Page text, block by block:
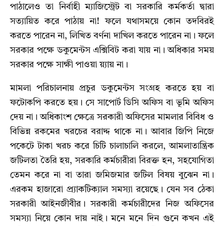
পাঠালেও তা নির্বাহী ম্যাজিস্ট্রেট বা সরকারি কর্মকর্তা দ্বারা
সত্যায়িত করে পাঠায় না! ফলে যথাসময়ে কোন তদবিরই
করতে পারেন না, লিখিত বর্ণনা দাখিল করতে পারেন না। ফলে
সরকার পক্ষে ডকুমেন্টস এক্সিবিট করা যায় না। অধিকার সময়
সরকার পক্ষে সাক্ষী পাওয়া য়্যায় না।
মামলা পরিচালনায় প্রচুর ডকুমেন্টস সংগ্রহ করতে হয় বা
ফটোকপি করতে হয়। সে সাপোর্ট ডিসি অফিস বা ভূমি অফিস
দেয় না। অধিকাংশ ক্ষেত্রে সরকারী অফিসের মামলার বিবিধ ও
বিভিন্ন রকমের খরচের বরাদ্দ থাকে না। আবার জিপি নিজে
পকেটে টাকা খরচ করে চিটি চালাচালি করলে, আমলাতান্ত্রিক
জটিলতা তৈরি হয়, সরকারি কর্মচারীরা বিরক্ত হন, সহযোগিতা
তেমন করে না বা তারা জমিজমার জটিল বিষয় বুঝেন না।
এরকম হাজারো প্র্যাকটিক্যাল সমস্যা রয়েছে। যেন সব ঠেকা
সরকারী আইনজীবীর। সরকারী কর্মচারীদের নিজ অফিসের
সমস্যা নিয়ে কোন দায় নাই। মনে মনে দিন গুনে কখন এই